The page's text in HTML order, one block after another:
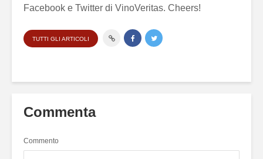
Facebook e Twitter di VinoVeritas. Cheers!
TUTTI GLI ARTICOLI
Commenta
Commento